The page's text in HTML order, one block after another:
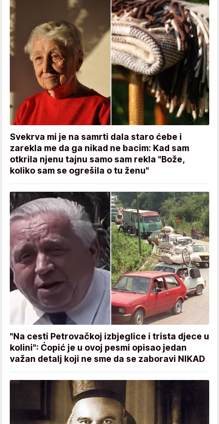
Svekrva mi je na samrti dala staro ćebe i
zarekla me da ga nikad ne bacim: Kad sam
otkrila njenu tajnu samo sam rekla "Bože,
koliko sam se ogrešila o tu ženu"
"Na cesti Petrovačkoj izbjeglice i trista djece u
kolini": Ćopić je u ovoj pesmi opisao jedan
važan detalj koji ne sme da se zaboravi NIKAD